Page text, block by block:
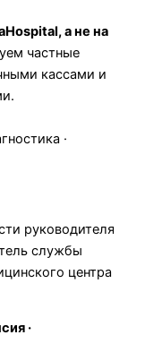
а не на
частные
кассами и
·
руководителя
службы
центра
·